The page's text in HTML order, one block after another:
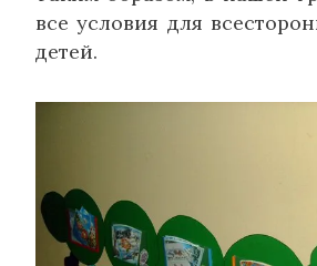
все условия для
детей.